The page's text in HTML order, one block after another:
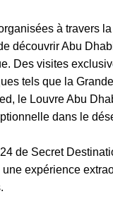
à travers
découvrir Abu
Des visites
tels que la
le Louvre Abu
dans le
de Secret
une expérience